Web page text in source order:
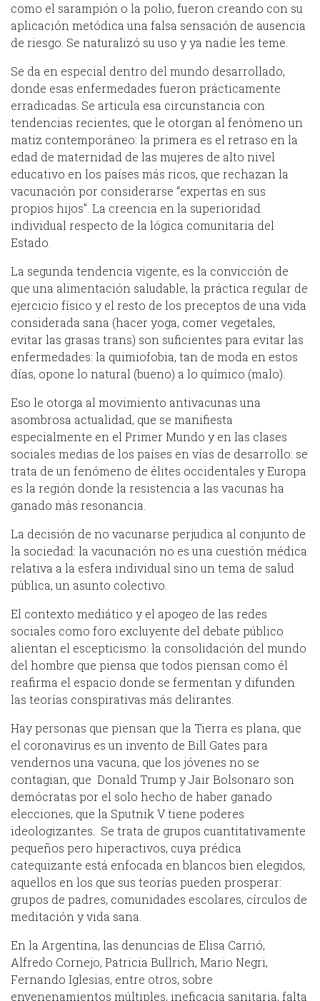
como el sarampión o la polio, fueron creando con su
aplicación metódica una falsa sensación de ausencia
de riesgo. Se naturalizó su uso y ya nadie les teme.
Se da en especial dentro del mundo desarrollado,
donde esas enfermedades fueron prácticamente
erradicadas. Se articula esa circunstancia con
tendencias recientes, que le otorgan al fenómeno un
matiz contemporáneo: la primera es el retraso en la
edad de maternidad de las mujeres de alto nivel
educativo en los países más ricos, que rechazan la
vacunación por considerarse “expertas en sus
propios hijos”. La creencia en la superioridad
individual respecto de la lógica comunitaria del
Estado.
La segunda tendencia vigente, es la convicción de
que una alimentación saludable, la práctica regular de
ejercicio físico y el resto de los preceptos de una vida
considerada sana (hacer yoga, comer vegetales,
evitar las grasas trans) son suficientes para evitar las
enfermedades: la quimiofobia, tan de moda en estos
días, opone lo natural (bueno) a lo químico (malo).
Eso le otorga al movimiento antivacunas una
asombrosa actualidad, que se manifiesta
especialmente en el Primer Mundo y en las clases
sociales medias de los países en vías de desarrollo: se
trata de un fenómeno de élites occidentales y Europa
es la región donde la resistencia a las vacunas ha
ganado más resonancia.
La decisión de no vacunarse perjudica al conjunto de
la sociedad: la vacunación no es una cuestión médica
relativa a la esfera individual sino un tema de salud
pública, un asunto colectivo.
El contexto mediático y el apogeo de las redes
sociales como foro excluyente del debate público
alientan el escepticismo: la consolidación del mundo
del hombre que piensa que todos piensan como él
reafirma el espacio donde se fermentan y difunden
las teorías conspirativas más delirantes.
Hay personas que piensan que la Tierra es plana, que
el coronavirus es un invento de Bill Gates para
vendernos una vacuna, que los jóvenes no se
contagian, que Donald Trump y Jair Bolsonaro son
demócratas por el solo hecho de haber ganado
elecciones, que la Sputnik V tiene poderes
ideologizantes. Se trata de grupos cuantitativamente
pequeños pero hiperactivos, cuya prédica
catequizante está enfocada en blancos bien elegidos,
aquellos en los que sus teorías pueden prosperar:
grupos de padres, comunidades escolares, círculos de
meditación y vida sana.
En la Argentina, las denuncias de Elisa Carrió,
Alfredo Cornejo, Patricia Bullrich, Mario Negri,
Fernando Iglesias, entre otros, sobre
envenenamientos múltiples, ineficacia sanitaria, falta